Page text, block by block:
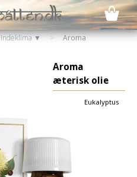
Indeklima ▼ >
Aroma
Aroma
æterisk olie
Eukalyptus